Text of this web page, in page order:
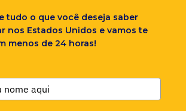
tudo o que você deseja saber
nos Estados Unidos e vamos te
menos de 24 horas!